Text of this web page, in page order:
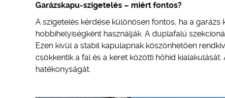
Garázskapu-szigetelés – miért fontos?
A szigetelés kérdése különösen fontos, ha a
hobbihelyiségként használják. A duplafalú
Ezen kívül a stabil kapulapnak köszönhetően
csökkentik a fal és a keret közötti hőhíd
hatékonyságát.